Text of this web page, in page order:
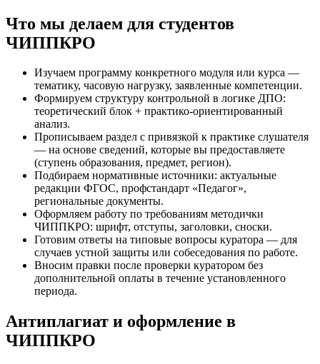
Что мы делаем для студентов
ЧИППКРО
Изучаем программу конкретного модуля или курса —
тематику, часовую нагрузку, заявленные компетенции.
Формируем структуру контрольной в логике ДПО:
теоретический блок + практико-ориентированный
анализ.
Прописываем раздел с привязкой к практике слушателя
— на основе сведений, которые вы предоставляете
(ступень образования, предмет, регион).
Подбираем нормативные источники: актуальные
редакции ФГОС, профстандарт «Педагог»,
региональные документы.
Оформляем работу по требованиям методички
ЧИППКРО: шрифт, отступы, заголовки, сноски.
Готовим ответы на типовые вопросы куратора — для
случаев устной защиты или собеседования по работе.
Вносим правки после проверки куратором без
дополнительной оплаты в течение установленного
периода.
Антиплагиат и оформление в
ЧИППКРО